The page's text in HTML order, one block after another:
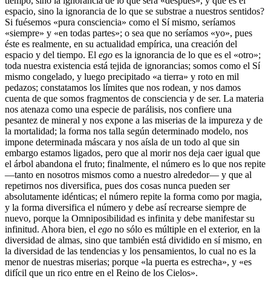
espacio, sino la ignorancia de lo que se substrae a nuestros sentidos?
Si fuésemos «pura consciencia» como el Sí mismo, seríamos
«siempre» y «en todas partes»; o sea que no seríamos «yo», pues
éste es realmente, en su actualidad empírica, una creación del
espacio y del tiempo. El ego es la ignorancia de lo que es el «otro»;
toda nuestra existencia está tejida de ignorancias; somos como el Sí
mismo congelado, y luego precipitado «a tierra» y roto en mil
pedazos; constatamos los límites que nos rodean, y nos damos
cuenta de que somos fragmentos de consciencia y de ser. La materia
nos atenaza como una especie de parálisis, nos confiere una
pesantez de mineral y nos expone a las miserias de la impureza y de
la mortalidad; la forma nos talla según determinado modelo, nos
impone determinada máscara y nos aísla de un todo al que sin
embargo estamos ligados, pero que al morir nos deja caer igual que
el árbol abandona el fruto; finalmente, el número es lo que nos repite
―tanto en nosotros mismos como a nuestro alrededor― y que al
repetirnos nos diversifica, pues dos cosas nunca pueden ser
absolutamente idénticas; el número repite la forma como por magia,
y la forma diversifica el número y debe así recrearse siempre de
nuevo, porque la Omniposibilidad es infinita y debe manifestar su
infinitud. Ahora bien, el ego no sólo es múltiple en el exterior, en la
diversidad de almas, sino que también está dividido en sí mismo, en
la diversidad de las tendencias y los pensamientos, lo cual no es la
menor de nuestras miserias; porque «la puerta es estrecha», y «es
difícil que un rico entre en el Reino de los Cielos».